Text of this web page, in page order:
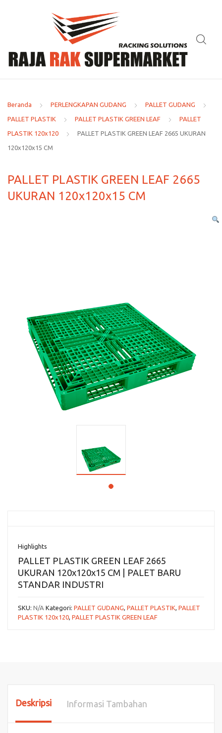
Beranda PERLENGKAPAN GUDANG PALLET GUDANG
PALLET PLASTIK PALLET PLASTIK GREEN LEAF PALLET
PLASTIK 120x120 PALLET PLASTIK GREEN LEAF 2665 UKURAN
120x120x15 CM
PALLET PLASTIK GREEN LEAF 2665
UKURAN 120x120x15 CM
Highlights
PALLET PLASTIK GREEN LEAF 2665
UKURAN 120x120x15 CM | PALET BARU
STANDAR INDUSTRI
SKU: N/A Kategori: PALLET GUDANG, PALLET PLASTIK, PALLET
PLASTIK 120x120, PALLET PLASTIK GREEN LEAF
Deskripsi Informasi Tambahan